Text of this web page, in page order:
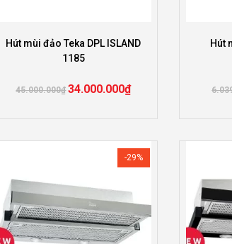
Hút mùi đảo Teka DPL ISLAND
1185
45.000.000₫ 34.000.000₫
Hút
-29%